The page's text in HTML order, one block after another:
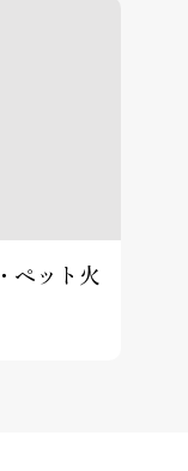
ペット火